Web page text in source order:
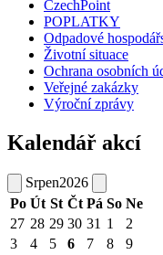
CzechPoint
POPLATKY
Odpadové
Životní situace
Ochrana osobních
Veřejné zakázky
Výroční zprávy
Kalendář akcí
Srpen2026
Po Út St Čt Pá So Ne
27 28 29 30 31 1
2
3
4 5 6 7 8
9